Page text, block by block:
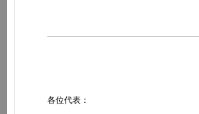
各位代表：